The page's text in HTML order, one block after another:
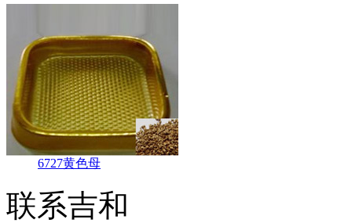
6727黄色母
联系吉和